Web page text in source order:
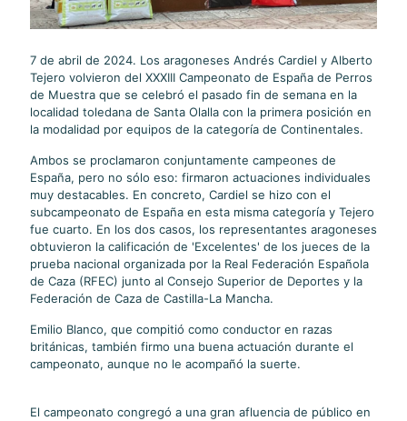
7 de abril de 2024. Los aragoneses Andrés Cardiel y Alberto
Tejero volvieron del XXXIII Campeonato de España de Perros
de Muestra que se celebró el pasado fin de semana en la
localidad toledana de Santa Olalla con la primera posición en
la modalidad por equipos de la categoría de Continentales.
Ambos se proclamaron conjuntamente campeones de
España, pero no sólo eso: firmaron actuaciones individuales
muy destacables. En concreto, Cardiel se hizo con el
subcampeonato de España en esta misma categoría y Tejero
fue cuarto. En los dos casos, los representantes aragoneses
obtuvieron la calificación de 'Excelentes' de los jueces de la
prueba nacional organizada por la Real Federación Española
de Caza (RFEC) junto al Consejo Superior de Deportes y la
Federación de Caza de Castilla-La Mancha.
Emilio Blanco, que compitió como conductor en razas
británicas, también firmo una buena actuación durante el
campeonato, aunque no le acompañó la suerte.
El campeonato congregó a una gran afluencia de público en